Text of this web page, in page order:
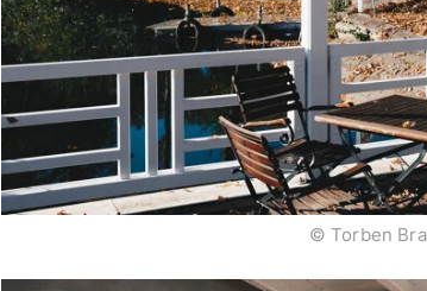
© Torben